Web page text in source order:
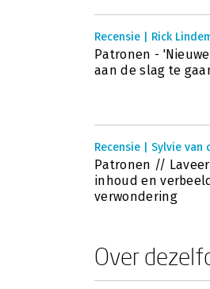
Recensie | Rick
Patronen -
aan de slag te
Recensie | Sylvie van
Patronen //
inhoud en
verwondering
Over